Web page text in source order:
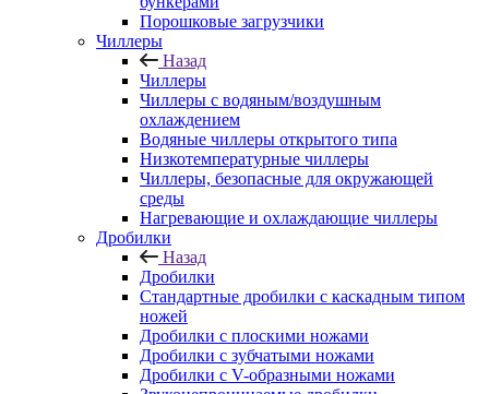
Порошковые загрузчики
Чиллеры
Назад
Чиллеры
Чиллеры с водяным/воздушным
охлаждением
Водяные чиллеры открытого типа
Низкотемпературные чиллеры
Чиллеры, безопасные для окружающей
среды
Нагревающие и охлаждающие чиллеры
Дробилки
Назад
Дробилки
Стандартные дробилки с каскадным типом
ножей
Дробилки с плоскими ножами
Дробилки с зубчатыми ножами
Дробилки с V-образными ножами